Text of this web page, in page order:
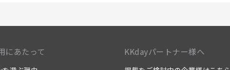
にあたって KKdayパートナー様へ